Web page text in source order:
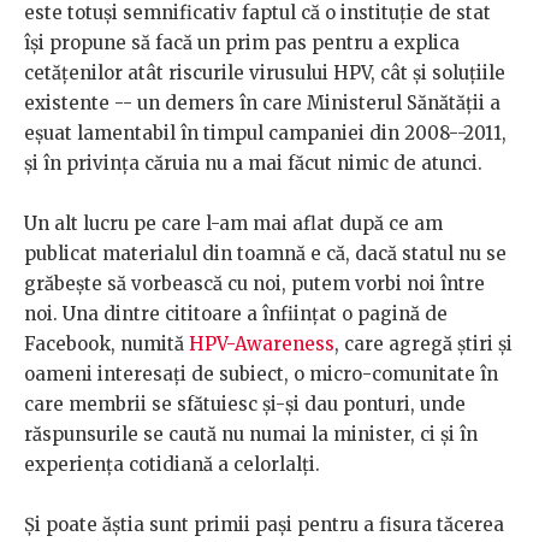
este totuși semnificativ faptul că o instituție de stat
își propune să facă un prim pas pentru a explica
cetățenilor atât riscurile virusului HPV, cât și soluțiile
existente -- un demers în care Ministerul Sănătății a
eșuat lamentabil în timpul campaniei din 2008--2011,
și în privința căruia nu a mai făcut nimic de atunci.
Un alt lucru pe care l-am mai aflat după ce am
publicat materialul din toamnă e că, dacă statul nu se
grăbește să vorbească cu noi, putem vorbi noi între
noi. Una dintre cititoare a înființat o pagină de
Facebook, numită HPV-Awareness, care agregă știri și
oameni interesați de subiect, o micro-comunitate în
care membrii se sfătuiesc și-și dau ponturi, unde
răspunsurile se caută nu numai la minister, ci și în
experiența cotidiană a celorlalți.
Și poate ăștia sunt primii pași pentru a fisura tăcerea